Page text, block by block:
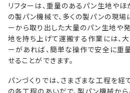
リフターは、重量のあるパン生地や
の製パン機械で、多くの製パンの現場
ーから取り出した大量のパン生地や
地を持ち上げて運搬する作業には、大
ーがあれば、簡単な操作で安全に重
せることができます。
パンづくりでは、さまざまな工程を経
の各工程のあいだで、製パン機械か